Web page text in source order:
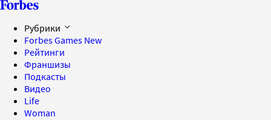
Рубрики
Forbes Games New
Рейтинги
Франшизы
Подкасты
Видео
Life
Woman